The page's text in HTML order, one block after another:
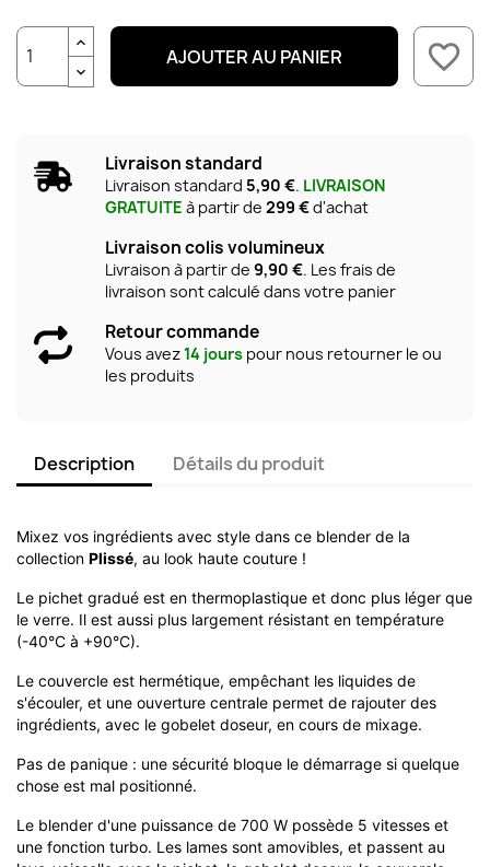
AJOUTER AU PANIER favorite_border
Livraison standard
Livraison standard 5,90 €. LIVRAISON
GRATUITE à partir de 299 €d'achat
Livraison colis volumineux
Livraison à partir de 9,90 €. Les frais de
livraison sont calculé dans votre panier
Retour commande
Vous avez14 jours pour nous retourner le ou
les produits
Description Détails du produit
Mixez vos ingrédients avec style dans ce blender de la
collection Plissé, au look haute couture !
Le pichet gradué est en thermoplastique et donc plus léger que
le verre. Il est aussi plus largement résistant en température
(-40°C à +90°C).
Le couvercle est hermétique, empêchant les liquides de
s'écouler, et une ouverture centrale permet de rajouter des
ingrédients, avec le gobelet doseur, en cours de mixage.
Pas de panique : une sécurité bloque le démarrage si quelque
chose est mal positionné.
Le blender d'une puissance de 700 W possède 5 vitesses et
une fonction turbo. Les lames sont amovibles, et passent au